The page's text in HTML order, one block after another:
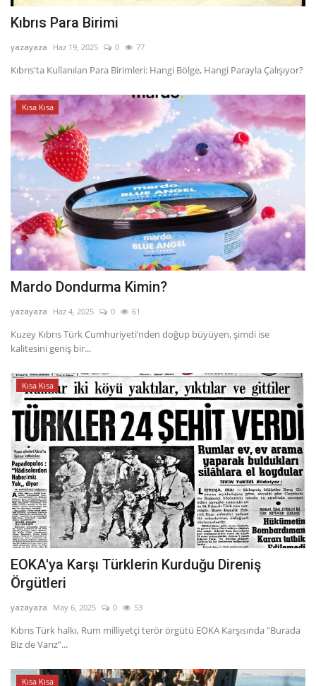
Kıbrıs Para Birimi
yazayaza Haz 19, 2025 0 77
Kıbrıs'ta Kullanılan Para Birimleri: Hangi Bölge, Hangi Parayla Çalışıyor?
Kısa Kısa
Mardo Dondurma Kimin?
yazayaza Haz 4, 2025 0 61
Kuzey Kıbrıs Türk Cumhuriyeti’nden doğup büyüyen, şimdi ise
kalitesini geniş bir...
Kısa Kısa
EOKA'ya Karşı Türklerin Kurduğu Direniş
Örgütleri
yazayaza May 6, 2025 0 53
Kıbrıs Türk halkı, Rum milliyetçi terör örgütü EOKA Karşısında "Burada
Biz de Varız”...
Kısa Kısa